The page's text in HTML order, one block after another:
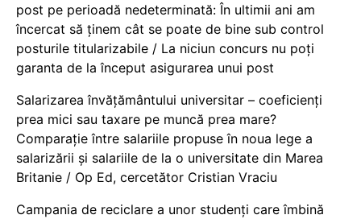
post pe perioadă nedeterminată: În ultimii ani am
încercat să ținem cât se poate de bine sub control
posturile titularizabile / La niciun concurs nu poți
garanta de la început asigurarea unui post
Salarizarea învățământului universitar – coeficienți
prea mici sau taxare pe muncă prea mare?
Comparație între salariile propuse în noua lege a
salarizării și salariile de la o universitate din Marea
Britanie / Op Ed, cercetător Cristian Vraciu
Campania de reciclare a unor studenți care îmbină